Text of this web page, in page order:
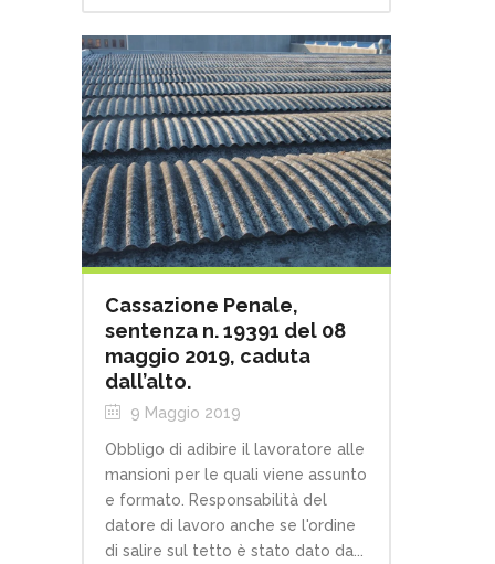
Cassazione Penale,
sentenza n. 19391 del 08
maggio 2019, caduta
dall’alto.
9 Maggio 2019
Obbligo di adibire il lavoratore alle
mansioni per le quali viene assunto
e formato. Responsabilità del
datore di lavoro anche se l'ordine
di salire sul tetto è stato dato da...